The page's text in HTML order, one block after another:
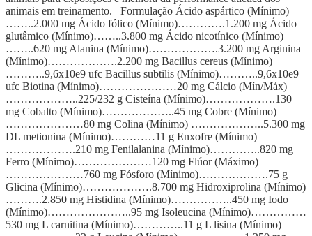
animais em treinamento. Formulação Ácido aspártico (Mínimo)
……..2.000 mg Ácido fólico (Mínimo)………….1.200 mg Ácido
glutâmico (Mínimo)……..3.800 mg Ácido nicotínico (Mínimo)
……..620 mg Alanina (Mínimo)……………….3.200 mg Arginina
(Mínimo)……………….2.200 mg Bacillus cereus (Mínimo)
………..9,6x10e9 ufc Bacillus subtilis (Mínimo)………..9,6x10e9
ufc Biotina (Mínimo)…………………20 mg Cálcio (Mín/Máx)
………………..225/232 g Cisteína (Mínimo)……………….130
mg Cobalto (Mínimo)………………..45 mg Cobre (Mínimo)
…………………80 mg Colina (Mínimo) ………………..5.300 mg
DL metionina (Mínimo)…………11 g Enxofre (Mínimo)
……………….210 mg Fenilalanina (Mínimo)…………..820 mg
Ferro (Mínimo)…………………120 mg Flúor (Máximo)
…………………760 mg Fósforo (Mínimo)……………….75 g
Glicina (Mínimo)……………….8.700 mg Hidroxiprolina (Mínimo)
……….2.850 mg Histidina (Mínimo)……………..450 mg Iodo
(Mínimo)…………………..95 mg Isoleucina (Mínimo)……………
530 mg L carnitina (Mínimo)…………..11 g L lisina (Mínimo)